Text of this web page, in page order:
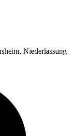
Niederlassung